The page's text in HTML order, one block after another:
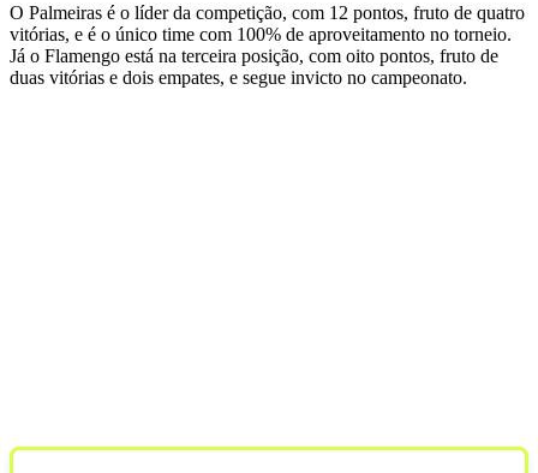
O Palmeiras é o líder da competição, com 12 pontos, fruto de quatro
vitórias, e é o único time com 100% de aproveitamento no torneio.
Já o Flamengo está na terceira posição, com oito pontos, fruto de
duas vitórias e dois empates, e segue invicto no campeonato.